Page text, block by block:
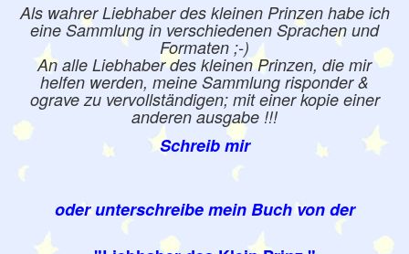
Als wahrer Liebhaber des kleinen Prinzen habe ich
eine Sammlung in verschiedenen Sprachen und
Formaten ;-)
An alle Liebhaber des kleinen Prinzen, die mir
helfen werden, meine Sammlung risponder &
ograve zu vervollständigen; mit einer kopie einer
anderen ausgabe !!!
Schreib mir
oder unterschreibe mein Buch von der